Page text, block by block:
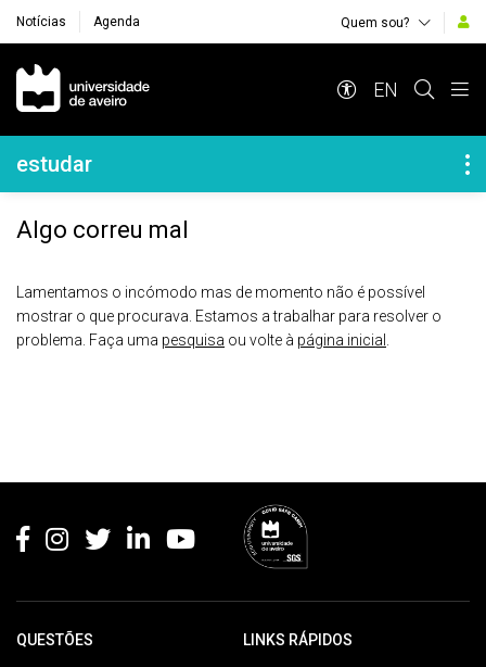
Notícias Agenda Quem sou?
Navegação Principal
EN
Navegação Lateral
estudar
Algo correu mal
Lamentamos o incómodo mas de momento não é possível
mostrar o que procurava. Estamos a trabalhar para resolver o
problema. Faça uma pesquisa ou volte à página inicial
QUESTÕES LINKS RÁPIDOS